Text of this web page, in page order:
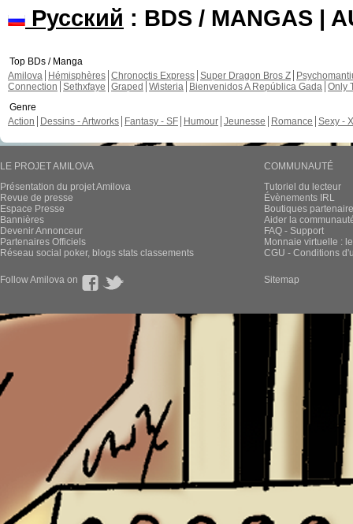
Русский : BDS / MANGAS |
Top BDs / Manga
Amilova
Hémisphères Chronoctis Express Super Dragon Bros Z
Connection Sethxfaye Graped Wisteria Bienvenidos A República Gada Only
Genre
Action
Dessins - Artworks Fantasy - SF Humour Jeunesse Romance Sexy -
LE PROJET AMILOVA
Présentation du projet Amilova
Revue de presse
Espace Presse
Bannières
Devenir Annonceur
Partenaires Officiels
Réseau social poker, blogs stats classements
COMMUNAUTÉ
Tutoriel du lecteur
Évènements IRL
Boutiques
Aider la
FAQ - Support
Monnaie virtuelle :
CGU - Conditions
Follow Amilova on Sitemap